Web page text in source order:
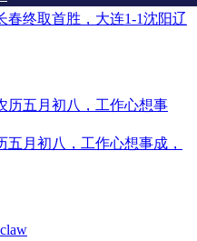
春终取首胜，大连1-1沈阳辽
五月初八，工作心想事成，